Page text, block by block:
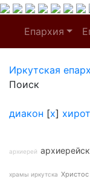
Епархия
Иркутская
Поиск
диакон [x]
архиерей
храмы иркутска Христос